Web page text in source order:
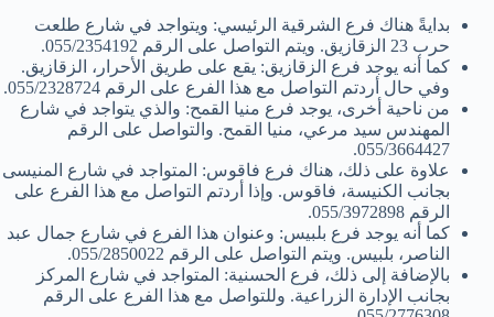
بدايةً هناك فرع الشرقية الرئيسي: ويتواجد في شارع طلعت
حرب 23 الزقازيق. ويتم التواصل على الرقم 055/2354192.
كما أنه يوجد فرع الزقازيق: يقع على طريق الأحرار، الزقازيق.
وفي حال أردتم التواصل مع هذا الفرع على الرقم 055/2328724.
من ناحية أخرى، يوجد فرع منيا القمح: والذي يتواجد في شارع
المهندس سيد مرعي، منيا القمح. والتواصل على الرقم
055/3664427.
علاوة على ذلك، هناك فرع فاقوس: المتواجد في شارع المنيسى
بجانب الكنيسة، فاقوس. وإذا أردتم التواصل مع هذا الفرع على
الرقم 055/3972898.
كما أنه يوجد فرع بلبيس: وعنوان هذا الفرع في شارع جمال عبد
الناصر، بلبيس. ويتم التواصل على الرقم 055/2850022.
بالإضافة إلى ذلك، فرع الحسنية: المتواجد في شارع المركز
بجانب الإدارة الزراعية. وللتواصل مع هذا الفرع على الرقم